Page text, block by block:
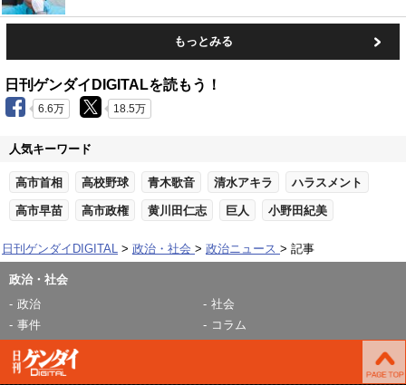
もっとみる
日刊ゲンダイDIGITALを読もう！
6.6万 18.5万
人気キーワード
高市首相 高校野球 青木歌音 清水アキラ ハラスメント
高市早苗 高市政権 黄川田仁志 巨人 小野田紀美
日刊ゲンダイDIGITAL 政治・社会 政治ニュース 記事
政治・社会
政治
社会
事件
コラム